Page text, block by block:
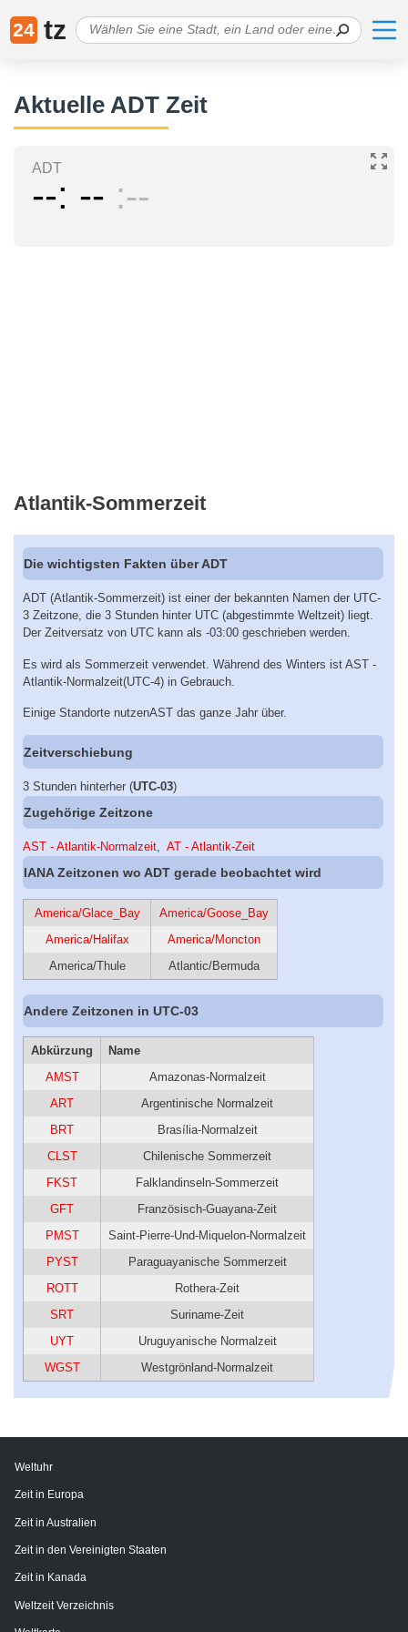
24 tz
Aktuelle ADT Zeit
ADT
-- -- --
Atlantik-Sommerzeit
Die wichtigsten Fakten über ADT
ADT (Atlantik-Sommerzeit) ist einer der bekannten Namen der UTC-
3 Zeitzone, die 3 Stunden hinter UTC (abgestimmte Weltzeit) liegt.
Der Zeitversatz von UTC kann als -03:00 geschrieben werden.
Es wird als Sommerzeit verwendet. Während des Winters ist AST -
Atlantik-Normalzeit(UTC-4) in Gebrauch.
Einige Standorte nutzenAST das ganze Jahr über.
Zeitverschiebung
3 Stunden hinterher (UTC-03)
Zugehörige Zeitzone
AST - Atlantik-Normalzeit, AT - Atlantik-Zeit
IANA Zeitzonen wo ADT gerade beobachtet wird
America/Glace_Bay
America/Goose_Bay
America/Halifax
America/Moncton
America/Thule
Atlantic/Bermuda
Andere Zeitzonen in UTC-03
Abkürzung
Name
AMST
Amazonas-Normalzeit
ART
Argentinische Normalzeit
BRT
Brasília-Normalzeit
CLST
Chilenische Sommerzeit
FKST
Falklandinseln-Sommerzeit
GFT
Französisch-Guayana-Zeit
PMST
Saint-Pierre-Und-Miquelon-Normalzeit
PYST
Paraguayanische Sommerzeit
ROTT
Rothera-Zeit
SRT
Suriname-Zeit
UYT
Uruguyanische Normalzeit
WGST
Westgrönland-Normalzeit
Weltuhr
Zeit in Europa
Zeit in Australien
Zeit in den Vereinigten Staaten
Zeit in Kanada
Weltzeit Verzeichnis